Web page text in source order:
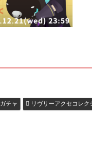
ガチャ リヴリーアクセコレク